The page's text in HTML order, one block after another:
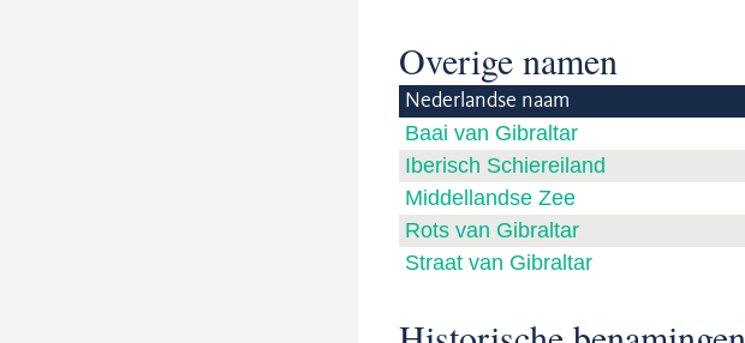
Overige namen
Nederlandse naam
Baai van Gibraltar
Iberisch Schiereiland
Middellandse Zee
Rots van Gibraltar
Straat van Gibraltar